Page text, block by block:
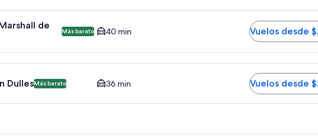
Marshall de Baltimore - Washington BWI. Opción más barata
de
Más barato 40 min Vuelos desde
Dulles IAD. Opción más barata disponible. El tiempo
DullesMás barato 36 min Vuelos desde